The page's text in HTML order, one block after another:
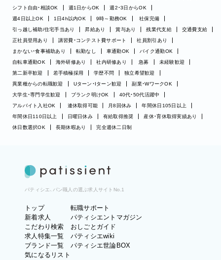
シフト自由・相談OK
週1日からOK
週2・3日からOK
週4日以上OK
1日4h以内OK 9時～勤務OK
社保完備
引っ越し補助/住宅手当あり
昇給あり 賞与あり 残業代支給
交通費支給
正社員登用あり
講習費・コンテスト費サポート
社員割引あり
まかない・食事補助あり
転勤なし 車通勤OK
バイク通勤OK
自転車通勤OK
海外研修あり 社内研修あり 急募
未経験歓迎
第二新卒歓迎
若手積極採用 学歴不問
独立希望歓迎
異業種からの転職歓迎
Uターン・Iターン歓迎
副業・WワークOK
大学生・専門学生歓迎
ブランク明けOK
40代・50代活躍中
アルバイト入社OK
連休取得可能 月8回休み
年間休日105日以上
年間休日110日以上
日曜日休み 有給取得推奨
産休・育休取得実績あり
休日数選択OK
長期休暇あり 完全週休二日制
パティシエ、パン職人の選ぶ求人サイトNo.1
トップ
新着求人
こだわり検索
求人特集一覧
ブランド一覧
気になるリスト
転職サポート
パティシエントマガジン
おしごとガイド
パティシエwiki
パティシエ世論BOX